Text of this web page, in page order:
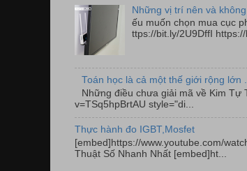
Những vị trí nên và
ếu muốn chọn mua cục
ttps://bit.ly/2U9DffI
Toán học là cả một thế giới rộng lớn
Những điều chưa giải mã về Kim Tự
v=TSq5hpBrtAU style="di...
Thực hành đo IGBT,Mosfet
[embed]https://www.youtube.com/
Thuật Số Nhanh Nhất [embed]ht...